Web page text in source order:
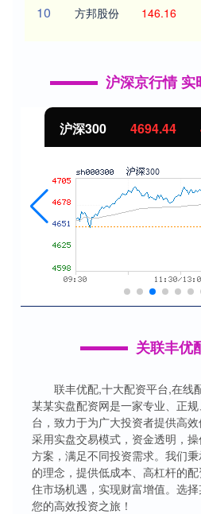
10 方邦股份 146.16
沪深京行情 实
4694.44 43.13
关联丰优
联丰优配,十大配资平台,在线
某某实盘配资网是一家专业、正
台，致力于为广大投资者提供高
采用实盘交易模式，资金透明，
方案，满足不同投资需求。我们
的理念，提供低成本、高杠杆的
住市场机遇，实现财富增值。选
您的高效投资之旅！